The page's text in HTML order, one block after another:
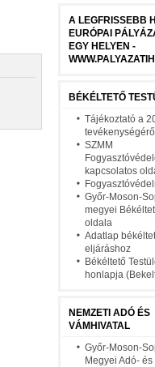
A LEGFRISSEBB
EURÓPAI
EGY HELYEN -
BÉKÉLTETŐ
Tájékoztató a
tevékenységéről
SZMM
kapcsolatos
Győr-Moson-
megyei
oldala
Adatlap
eljáráshoz
Békéltető
honlapja
NEMZETI ADÓ ÉS
VÁMHIVATAL
Győr-Moson-
Megyei Adó- és